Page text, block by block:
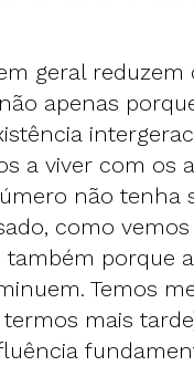
geral reduzem
apenas
a viver com os
não tenha
como
também porque
Temos
mais